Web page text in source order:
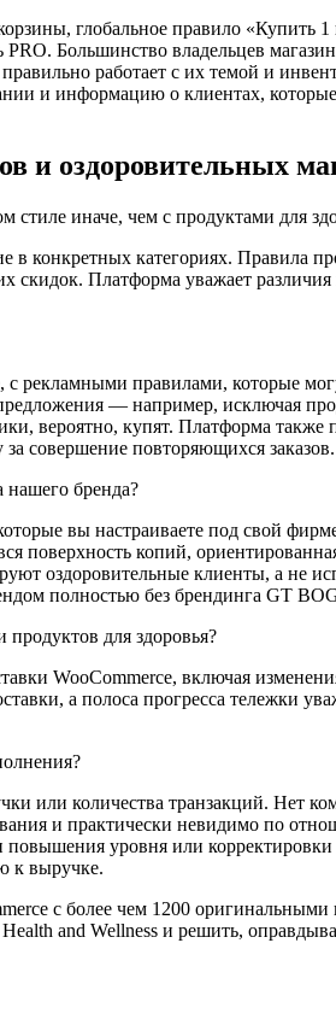
глобальное правило
Большинство владельцев
работает с их темой и
и информацию о клиентах,
и оздоровительных
иначе, чем с продуктами для
конкретных категориях. Правила
Платформа уважает
рекламными правилами, которые
— например, исключая
вероятно, купят. Платформа
совершение повторяющихся заказов.
бренда?
вы настраиваете под свой
поверхность копий,
оздоровительные клиенты, а не
полностью без брендинга GT
для здоровья?
WooCommerce, включая
а полоса прогресса тележки
или количества транзакций. Нет
и практически невидимо по
уровня или
к выручке.
с более чем 1200
and Wellness и решить,